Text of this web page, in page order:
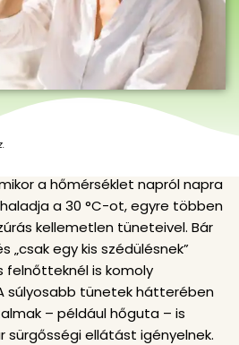
a hőmérséklet napról napra
a 30 °C-ot, egyre többen
kellemetlen tüneteivel. Bár
„csak egy kis szédülésnek”
felnőtteknél is komoly
súlyosabb tünetek hátterében
– például hőguta – is
sürgősségi ellátást igényelnek.